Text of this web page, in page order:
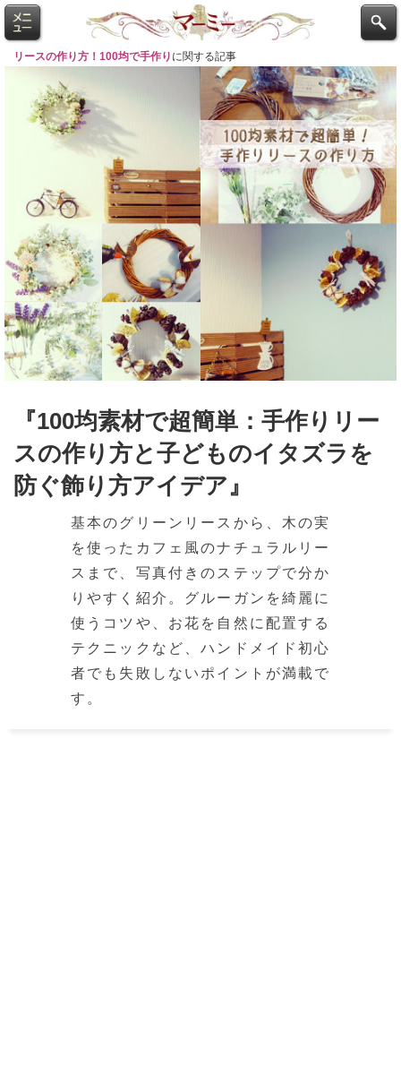
リースの作り方！100均で手作り に関する記事
『100均素材で超簡単：手作りリー
スの作り方と子どものイタズラを
防ぐ飾り方アイデア』
基本のグリーンリースから、木の実
を使ったカフェ風のナチュラルリー
スまで、写真付きのステップで分か
りやすく紹介。グルーガンを綺麗に
使うコツや、お花を自然に配置する
テクニックなど、ハンドメイド初心
者でも失敗しないポイントが満載で
す。